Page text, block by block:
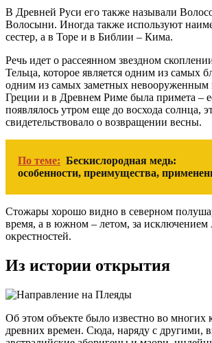
В Древней Руси его также называли
Волосыни. Иногда также используют
сестер, а в Торе и в Библии – Кима.
Речь идет о рассеянном звездном
Тельца, которое является одним из самых
одним из самых заметных невооруженным
Греции и в Древнем Риме была примета –
появлялось утром еще до восхода солнца,
свидетельствовало о возвращении весны.
По теме: Бескислородная медь:
особенности, преимущества,
Стожары хорошо видно в северном
время, а в южном – летом, за
окрестностей.
Из истории открытия
Об этом объекте было известно во многих
древних времен. Сюда, наряду с другими,